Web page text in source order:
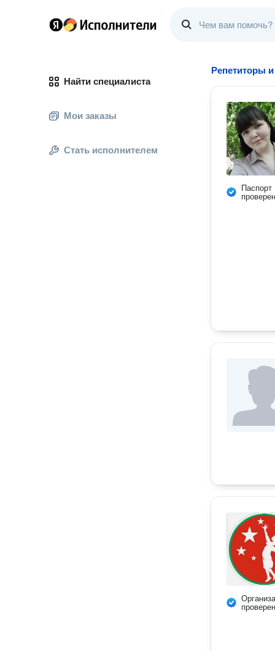
Найти специалиста
Мои заказы
Стать исполнителем
Репетиторы
Паспорт
проверен